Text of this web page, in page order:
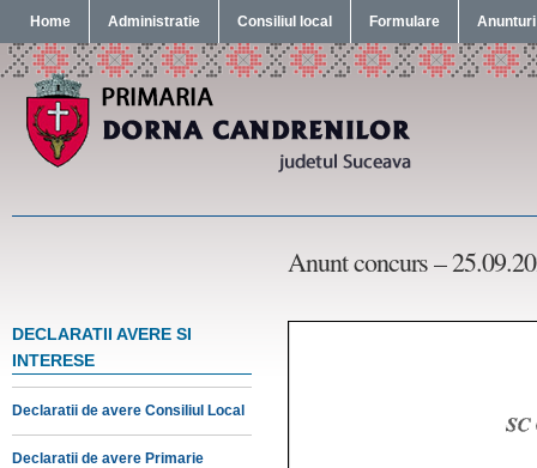
Home Administratie Consiliul local Formulare Anunturi
Anunt concurs –
DECLARATII AVERE SI
INTERESE
Declaratii de avere Consiliul Local
Declaratii de avere Primarie